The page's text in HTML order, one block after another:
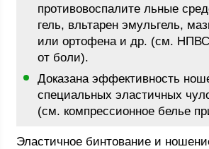
противовоспалите льные
гель, вльтарен эмульгель,
или ортофена и др. (см.
от боли).
Доказана эффективность
специальных эластичных
(см. компрессионное белье
Эластичное бинтование и